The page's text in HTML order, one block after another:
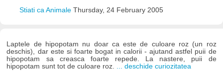
Stiati ca Animale Thursday, 24 February 2005
Laptele de hipopotam nu doar ca este de culoare roz (un roz
deschis), dar este si foarte bogat in calorii - ajutand astfel puii de
hipopotam sa creasca foarte repede. La nastere, puii de
hipopotam sunt tot de culoare roz. ... deschide curiozitatea